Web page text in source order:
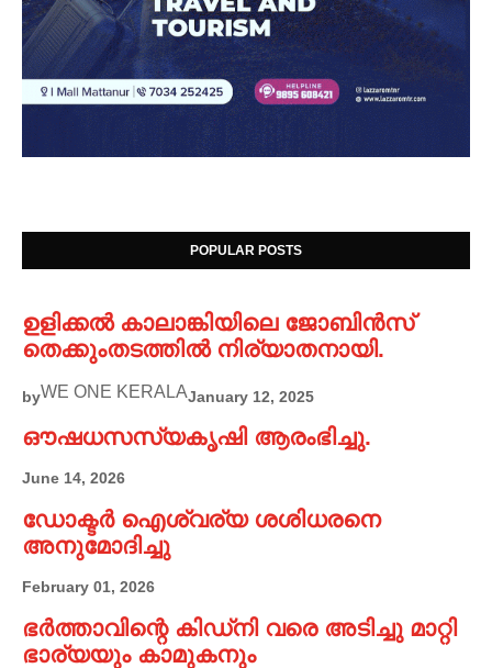
POPULAR POSTS
ഉളിക്കൽ കാലാങ്കിയിലെ ജോബിൻസ്
തെക്കുംതടത്തിൽ നിര്യാതനായി.
byWE ONE KERALAJanuary 12, 2025
ഔഷധസസ്യകൃഷി ആരംഭിച്ചു.
June 14, 2026
ഡോക്ടർ ഐശ്വര്യ ശശിധരനെ
അനുമോദിച്ചു
February 01, 2026
ഭർത്താവിന്റെ കിഡ്നി വരെ അടിച്ചു മാറ്റി
ഭാര്യയും കാമുകനും